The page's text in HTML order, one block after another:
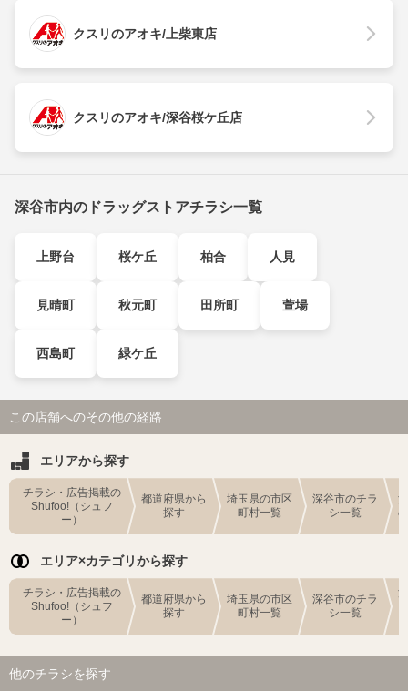
クスリのアオキ/上柴東店
クスリのアオキ/深谷桜ケ丘店
深谷市内のドラッグストアチラシ一覧
上野台 桜ケ丘 柏合 人見
見晴町 秋元町 田所町 萱場
西島町 緑ケ丘
この店舗へのその他の経路
エリアから探す
チラシ・広告掲載の
Shufoo!（シュフ
ー）
都道府県から
探す
埼玉県の市区
町村一覧
深谷市のチラ
シ一覧
エリア×カテゴリから探す
チラシ・広告掲載の
Shufoo!（シュフ
ー）
都道府県から
探す
埼玉県の市区
町村一覧
深谷市のチラ
シ一覧
他のチラシを探す